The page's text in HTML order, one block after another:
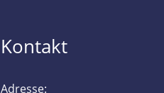
Kontakt
Adresse: